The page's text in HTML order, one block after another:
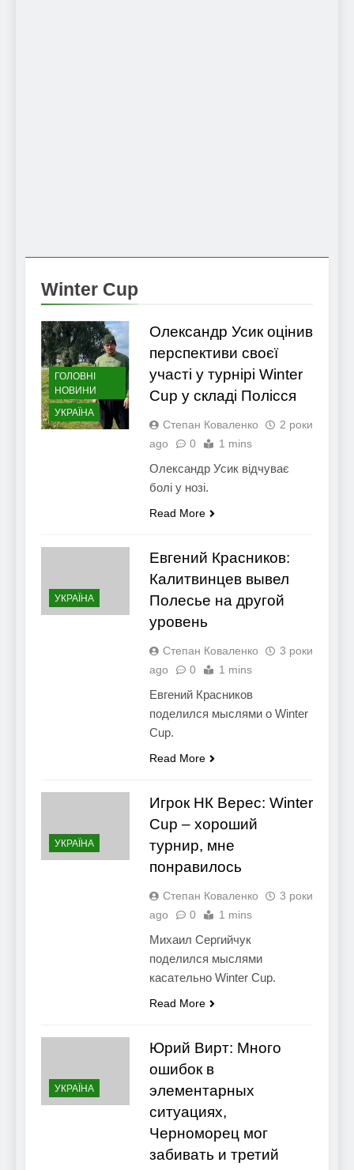
Winter Cup
ГОЛОВНІ
НОВИНИ
УКРАЇНА
Олександр Усик оцінив
перспективи своєї
участі у турнірі Winter
Cup у складі Полісся
Степан Коваленко
2 роки
ago
0 1 mins
Олександр Усик відчуває
болі у нозі.
Read More
УКРАЇНА
Евгений Красников:
Калитвинцев вывел
Полесье на другой
уровень
Степан Коваленко
3 роки
ago
0 1 mins
Евгений Красников
поделился мыслями о Winter
Cup.
Read More
УКРАЇНА
Игрок НК Верес: Winter
Cup – хороший
турнир, мне
понравилось
Степан Коваленко
3 роки
ago
0 1 mins
Михаил Сергийчук
поделился мыслями
касательно Winter Cup.
Read More
УКРАЇНА
Юрий Вирт: Много
ошибок в
элементарных
ситуациях,
Черноморец мог
забивать и третий